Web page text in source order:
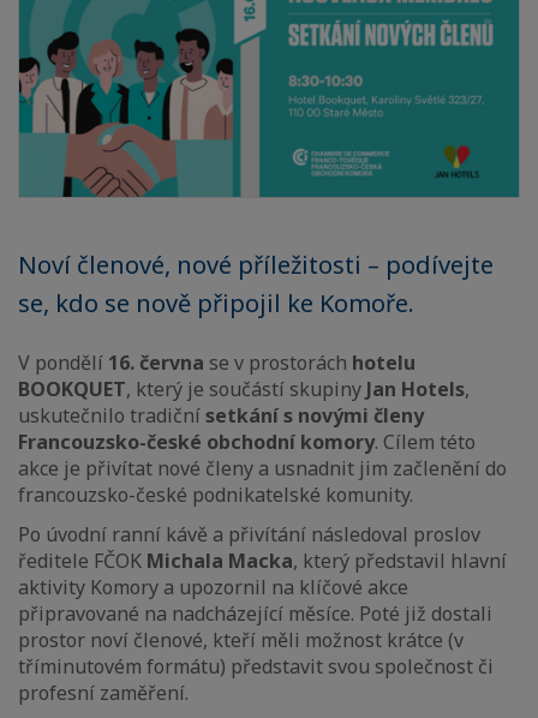
Noví členové, nové příležitosti – podívejte
se, kdo se nově připojil ke Komoře.
V pondělí 16. června se v prostorách hotelu
BOOKQUET, který je součástí skupiny Jan Hotels,
uskutečnilo tradičnísetkání s novými členy
Francouzsko-české obchodní komory. Cílem této
akce je přivítat nové členy a usnadnit jim začlenění do
francouzsko-české podnikatelské komunity.
Po úvodní ranní kávě a přivítání následoval proslov
ředitele FČOK Michala Macka, který představil hlavní
aktivity Komory a upozornil na klíčové akce
připravované na nadcházející měsíce. Poté již dostali
prostor noví členové, kteří měli možnost krátce (v
tříminutovém formátu) představit svou společnost či
profesní zaměření.